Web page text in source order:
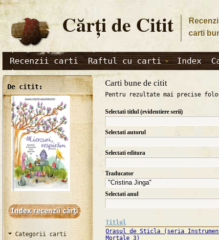
Cărţi de Citit
carti
Recenzii carti Raftul cu carti Index
De citit:
Categorii carti
Carti bune de citit
Pentru rezultate mai precise
Selectati titlul (evidentiere serii)
Selectati autorul
Selectati editura
Traducator
Selectati anul
Titlul
Orasul de Sticla (seria
Mortale 3)